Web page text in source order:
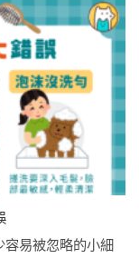
易被忽略的小細